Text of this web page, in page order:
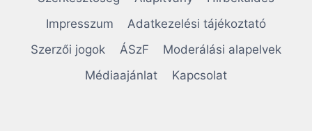
Impresszum
Adatkezelési tájékoztató
Szerzői jogok
ÁSzF
Moderálási alapelvek
Médiaajánlat
Kapcsolat